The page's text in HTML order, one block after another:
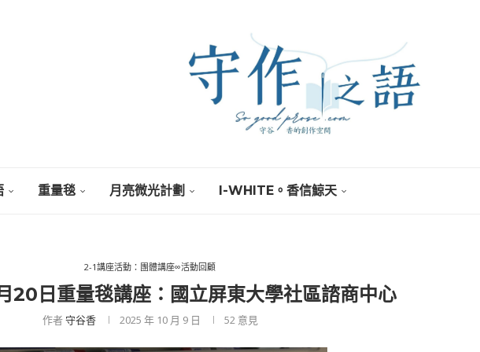
重量毯 月亮微光計劃 I-WHITE。香信鯨天
2-1講座活動：團體講座∞活動回顧
20⽇重量毯講座：國立屏東大學社區諮商中心
作者守谷香 2025 年 10 月 9 日 52意見